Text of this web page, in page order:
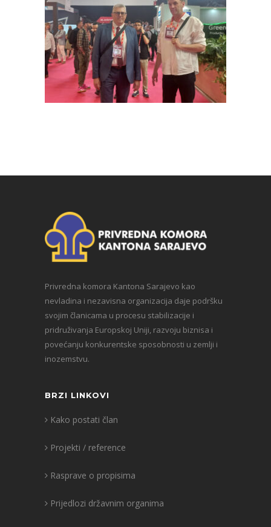
Privredna komora Kantona Sarajevo kao
nevladina i nezavisna organizacija daje podršku
svojim članicama u procesu stabilizacije i
pridruživanja Europskoj Uniji, razvoju biznisa i
povećanju konkurentske sposobnosti u zemlji i
inozemstvu.
BRZI LINKOVI
Kako postati član
Projekti / reference
Rasprave o propisima
Prijedlozi državnim organima